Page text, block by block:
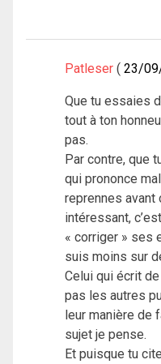
Patleser 23/
Que tu essaies
tout à ton
pas.
Par contre, que
qui prononce
reprennes avant
intéressant,
« corriger » ses
suis moins sur
Celui qui écrit
pas les autres
leur manière de
sujet je pense.
Et puisque tu